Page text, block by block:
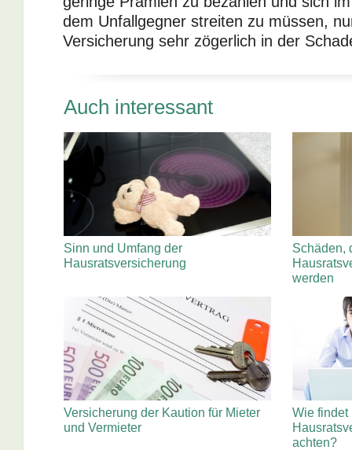
dem Unfallgegner streiten zu müssen,
Versicherung sehr zögerlich in der
Auch interessant
Sinn und Umfang der
Hausratsversicherung
Schäden,
werden
Versicherung der Kaution für Mieter
und Vermieter
Wie findet
achten?